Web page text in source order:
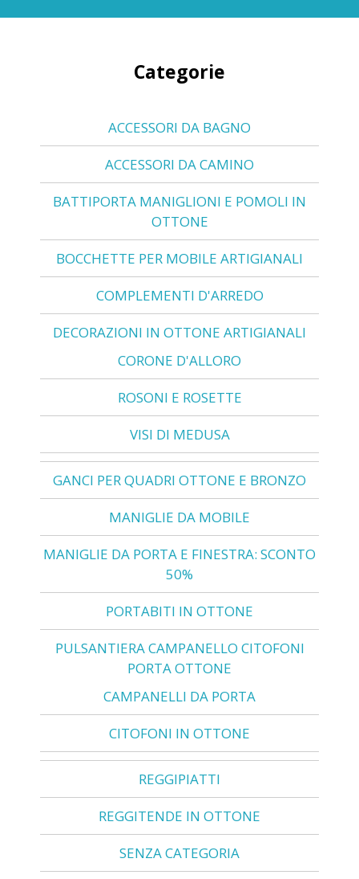
Categorie
ACCESSORI DA BAGNO
ACCESSORI DA CAMINO
BATTIPORTA MANIGLIONI E POMOLI IN
OTTONE
BOCCHETTE PER MOBILE ARTIGIANALI
COMPLEMENTI D'ARREDO
DECORAZIONI IN OTTONE ARTIGIANALI
CORONE D'ALLORO
ROSONI E ROSETTE
VISI DI MEDUSA
GANCI PER QUADRI OTTONE E BRONZO
MANIGLIE DA MOBILE
MANIGLIE DA PORTA E FINESTRA: SCONTO
50%
PORTABITI IN OTTONE
PULSANTIERA CAMPANELLO CITOFONI
PORTA OTTONE
CAMPANELLI DA PORTA
CITOFONI IN OTTONE
REGGIPIATTI
REGGITENDE IN OTTONE
SENZA CATEGORIA